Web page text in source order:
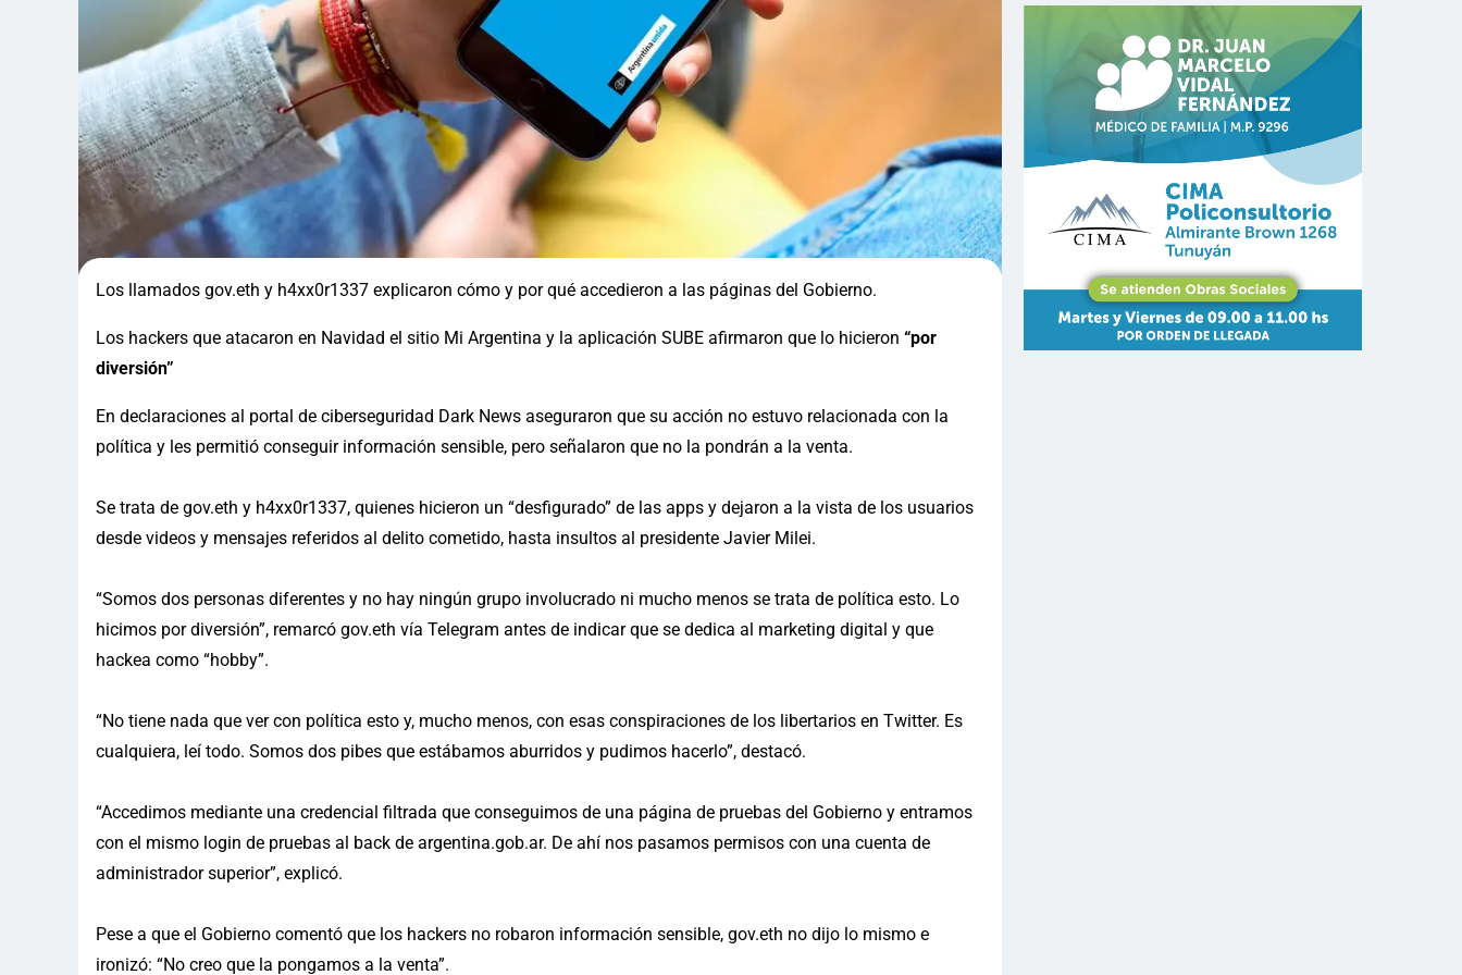
Los llamados gov.eth y h4xx0r1337 explicaron cómo y por qué accedieron a las páginas del Gobierno.
Los hackers que atacaron en Navidad el sitio Mi Argentina y la aplicación SUBE afirmaron que lo hicieron “por
diversión”
En declaraciones al portal de ciberseguridad Dark News aseguraron que su acción no estuvo relacionada con la
política y les permitió conseguir información sensible, pero señalaron que no la pondrán a la venta.
Se trata de gov.eth y h4xx0r1337, quienes hicieron un “desfigurado” de las apps y dejaron a la vista de los usuarios
desde videos y mensajes referidos al delito cometido, hasta insultos al presidente Javier Milei.
“Somos dos personas diferentes y no hay ningún grupo involucrado ni mucho menos se trata de política esto. Lo
hicimos por diversión”, remarcó gov.eth vía Telegram antes de indicar que se dedica al marketing digital y que
hackea como “hobby”.
“No tiene nada que ver con política esto y, mucho menos, con esas conspiraciones de los libertarios en Twitter. Es
cualquiera, leí todo. Somos dos pibes que estábamos aburridos y pudimos hacerlo”, destacó.
“Accedimos mediante una credencial filtrada que conseguimos de una página de pruebas del Gobierno y entramos
con el mismo login de pruebas al back de argentina.gob.ar. De ahí nos pasamos permisos con una cuenta de
administrador superior”, explicó.
Pese a que el Gobierno comentó que los hackers no robaron información sensible, gov.eth no dijo lo mismo e
ironizó: “No creo que la pongamos a la venta”.